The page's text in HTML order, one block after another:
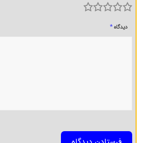
4 3 2 1
دیدگاه*